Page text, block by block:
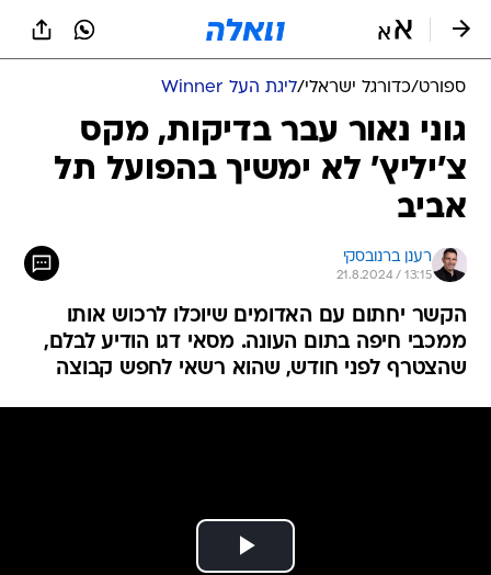
ספורט/כדורגל ישראלי/ליגת העל Winner
גוני נאור עבר בדיקות, מקס
צ'יליץ' לא ימשיך בהפועל תל
אביב
רענן ברנובסקי
21.8.2024 / 13:15
הקשר יחתום עם האדומים שיוכלו לרכוש אותו
ממכבי חיפה בתום העונה. מסאי דגו הודיע לבלם,
שהצטרף לפני חודש, שהוא רשאי לחפש קבוצה